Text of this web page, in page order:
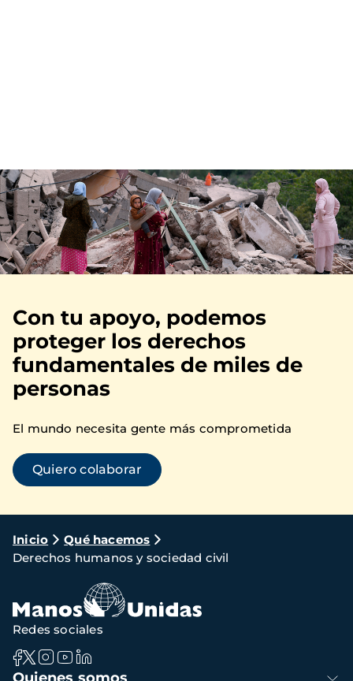
Imagen
Con tu apoyo, podemos
proteger los derechos
fundamentales de miles de
personas
El mundo necesita gente más comprometida
Quiero colaborar
Ruta
de
navegación
Inicio
Qué hacemos
Derechos humanos y sociedad civil
Navegación
Redes sociales